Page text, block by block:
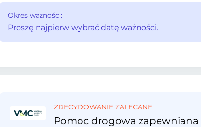
Okres ważności:
Proszę najpierw wybrać datę ważności.
ZDECYDOWANIE ZALECANE
Pomoc drogowa